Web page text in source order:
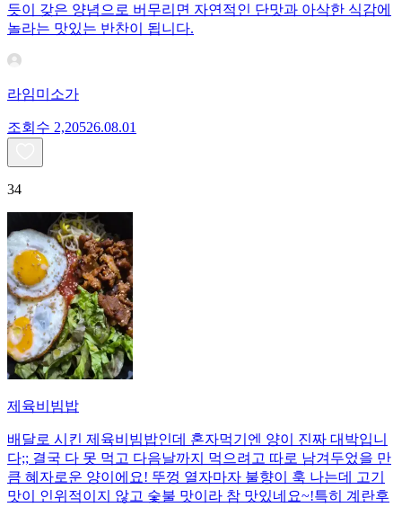
듯이 갖은 양념으로 버무리면 자연적인 단맛과 아삭한 식감에
놀라는 맛있는 반찬이 됩니다.
라임미소가
조회수 2,20526.08.01
34
제육비빔밥
배달로 시킨 제육비빔밥인데 혼자먹기엔 양이 진짜 대박입니
다;; 결국 다 못 먹고 다음날까지 먹으려고 따로 남겨두었을 만
큼 혜자로운 양이에요! 뚜껑 열자마자 불향이 훅 나는데 고기
맛이 인위적이지 않고 숯불 맛이라 참 맛있네요~!특히 계란후